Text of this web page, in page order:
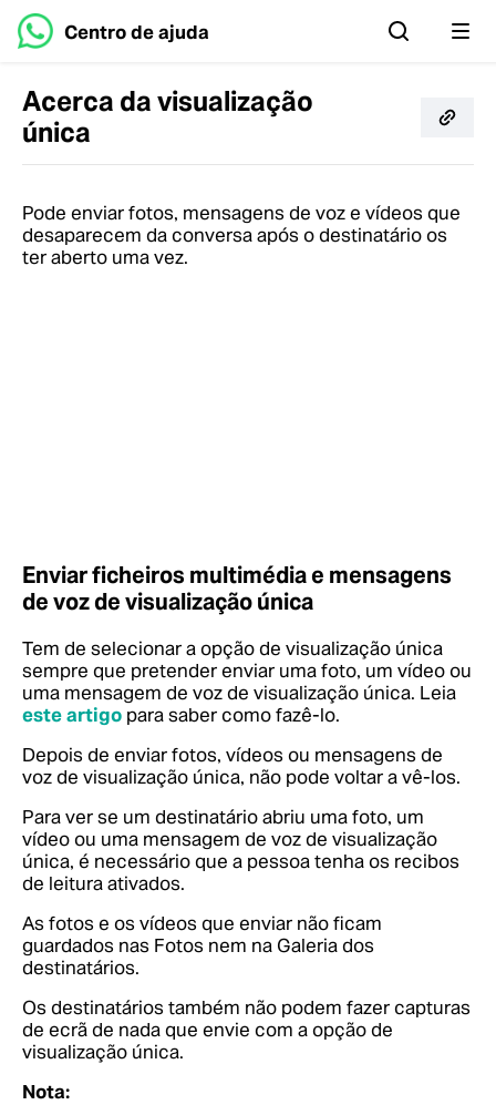
Centro de ajuda
Acerca da visualização
única
Pode enviar fotos, mensagens de voz e vídeos que
desaparecem da conversa após o destinatário os
ter aberto uma vez.
Enviar ficheiros multimédia e mensagens
de voz de visualização única
Tem de selecionar a opção de visualização única
sempre que pretender enviar uma foto, um vídeo ou
uma mensagem de voz de visualização única. Leia
este artigo para saber como fazê-lo.
Depois de enviar fotos, vídeos ou mensagens de
voz de visualização única, não pode voltar a vê-los.
Para ver se um destinatário abriu uma foto, um
vídeo ou uma mensagem de voz de visualização
única, é necessário que a pessoa tenha os recibos
de leitura ativados.
As fotos e os vídeos que enviar não ficam
guardados nas Fotos nem na Galeria dos
destinatários.
Os destinatários também não podem fazer capturas
de ecrã de nada que envie com a opção de
visualização única.
Nota: